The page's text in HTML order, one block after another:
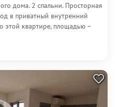
дома. 2 спальни. Просторная
в приватный внутренний
этой квартире, площадью –